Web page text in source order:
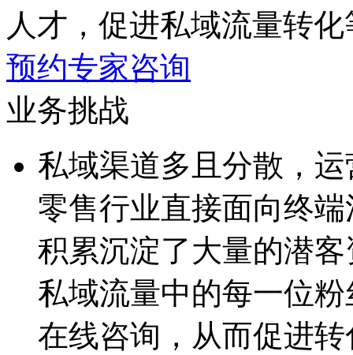
人才，促进私域流量转
预约专家咨询
业务挑战
私域渠道多且分散，
零售行业直接面向终端消
积累沉淀了大量的潜客
私域流量中的每一位粉丝
在线咨询，从而促进